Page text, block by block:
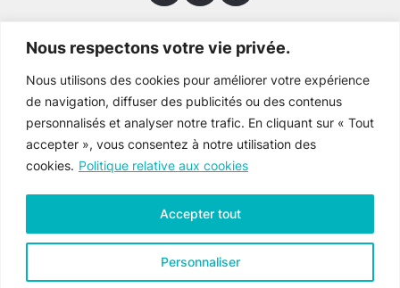
Nous respectons votre vie privée.
Nous utilisons des cookies pour améliorer votre expérience
de navigation, diffuser des publicités ou des contenus
personnalisés et analyser notre trafic. En cliquant sur « Tout
accepter », vous consentez à notre utilisation des
cookies. Politique relative aux cookies
Personnaliser
Accepter tout
Merci à nos partenaires